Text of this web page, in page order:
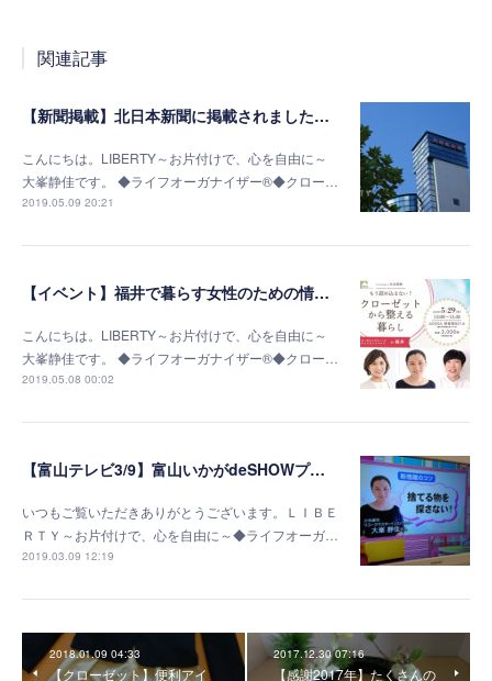
関連記事
【新聞掲載】北日本新聞に掲載されました（2019/05/10）
こんにちは。LIBERTY～お片付けで、心を自由に～
大峯静佳です。 ◆ライフオーガナイザー®◆クロー…
2019.05.09 20:21
【イベント】福井で暮らす女性のための情報サイトに掲載されました
こんにちは。LIBERTY～お片付けで、心を自由に～
大峯静佳です。 ◆ライフオーガナイザー®◆クロー…
2019.05.08 00:02
【富山テレビ3/9】富山いかがdeSHOWプラスで紹介されました
いつもご覧いただきありがとうございます。ＬＩＢＥ
ＲＴＹ～お片付けで、心を自由に～◆ライフオーガ…
2019.03.09 12:19
2018.01.09 04:33
【クローゼット】便利アイ
2017.12.30 07:16
【感謝2017年】たくさんの